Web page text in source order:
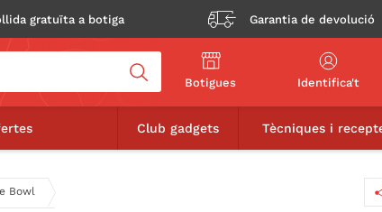
gratuïta a botiga Garantia de devolució
Botigues Identifica't
Club gadgets Tècniques i
Bowl
7,90€